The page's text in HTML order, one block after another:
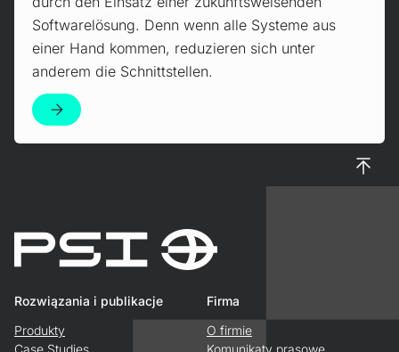
Softwarelösung. Denn wenn alle Systeme aus
einer Hand kommen, reduzieren sich unter
anderem die Schnittstellen.
Rozwiązania i publikacje
Produkty
Case Studies
Firma
O firmie
Komunikaty prasowe
Do